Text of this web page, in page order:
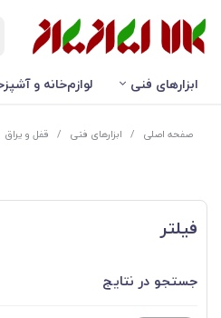
ابزارهای فنی لوازم‌خانه و
صفحه اصلی / ابزارهای فنی / قفل و یراق
فیلتر
جستجو در نتایج